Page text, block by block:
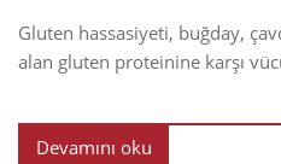
Gluten hassasiyeti, buğday,
alan gluten proteinine karşı
Devamını oku